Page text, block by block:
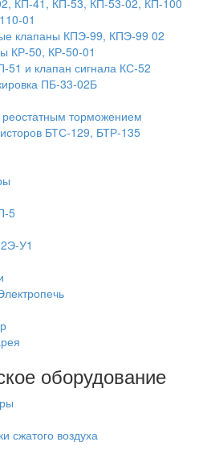
01
клапаны КПЭ-99, КПЭ-99 02
КР-50, КР-50-01
51 и клапан сигнала КС-52
ПБ-33-02Б
торможением
БТС-129, БТР-135
5
У1
оборудование
сжатого воздуха